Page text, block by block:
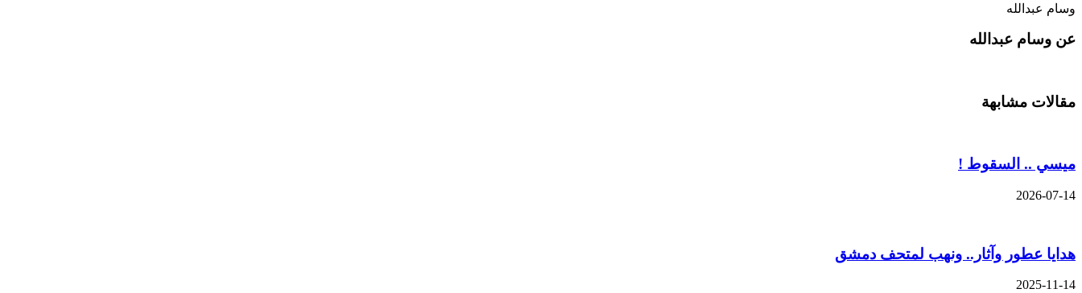
وسام عبدالله
عن وسام عبدالله
مقالات مشابهة
ميسي .. السقوط !
2026-07-14
هدايا عطور وآثار.. ونهب لمتحف دمشق
2025-11-14